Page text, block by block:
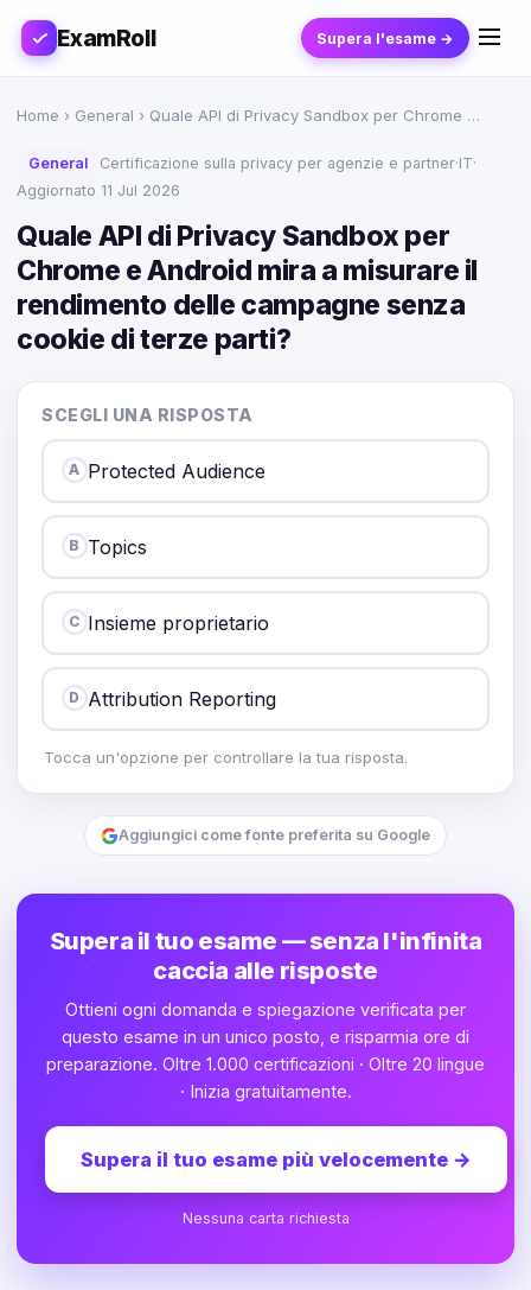
ExamRoll Supera l'esame →
Home › General › Quale API di Privacy Sandbox per Chrome …
General Certificazione sulla privacy per agenzie e partner·IT·
Aggiornato 11 Jul 2026
Quale API di Privacy Sandbox per
Chrome e Android mira a misurare il
rendimento delle campagne senza
cookie di terze parti?
SCEGLI UNA RISPOSTA
A Protected Audience
B Topics
C Insieme proprietario
D Attribution Reporting
Tocca un'opzione per controllare la tua risposta.
Aggiungici come fonte preferita su Google
Supera il tuo esame — senza l'infinita
caccia alle risposte
Ottieni ogni domanda e spiegazione verificata per
questo esame in un unico posto, e risparmia ore di
preparazione. Oltre 1.000 certificazioni · Oltre 20 lingue
· Inizia gratuitamente.
Supera il tuo esame più velocemente →
Nessuna carta richiesta